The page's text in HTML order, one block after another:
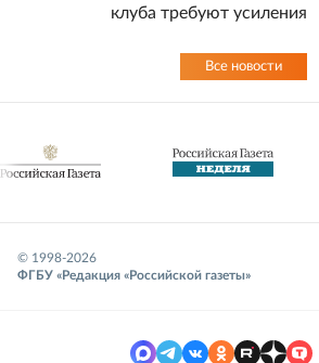
клуба требуют усиления
Все новости
© 1998-2026
ФГБУ «Редакция «Российской газеты»